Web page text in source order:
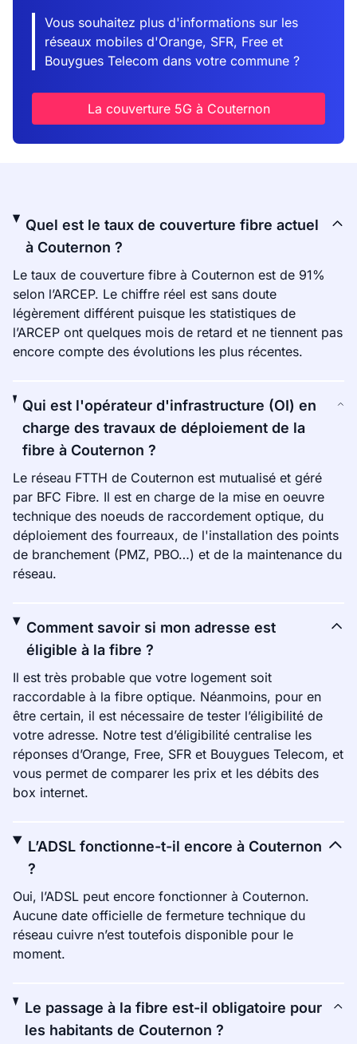
Vous souhaitez plus d'informations sur les
réseaux mobiles d'Orange, SFR, Free et
Bouygues Telecom dans votre commune ?
La couverture 5G à Couternon
Quel est le taux de couverture fibre actuel
à Couternon ?
Le taux de couverture fibre à Couternon est de 91%
selon l’ARCEP. Le chiffre réel est sans doute
légèrement différent puisque les statistiques de
l’ARCEP ont quelques mois de retard et ne tiennent pas
encore compte des évolutions les plus récentes.
Qui est l'opérateur d'infrastructure (OI) en
charge des travaux de déploiement de la
fibre à Couternon ?
Le réseau FTTH de Couternon est mutualisé et géré
par BFC Fibre. Il est en charge de la mise en oeuvre
technique des noeuds de raccordement optique, du
déploiement des fourreaux, de l'installation des points
de branchement (PMZ, PBO…) et de la maintenance du
réseau.
Comment savoir si mon adresse est
éligible à la fibre ?
Il est très probable que votre logement soit
raccordable à la fibre optique. Néanmoins, pour en
être certain, il est nécessaire de tester l’éligibilité de
votre adresse. Notre test d’éligibilité centralise les
réponses d’Orange, Free, SFR et Bouygues Telecom, et
vous permet de comparer les prix et les débits des
box internet.
L’ADSL fonctionne-t-il encore à Couternon
?
Oui, l’ADSL peut encore fonctionner à Couternon.
Aucune date officielle de fermeture technique du
réseau cuivre n’est toutefois disponible pour le
moment.
Le passage à la fibre est-il obligatoire pour
les habitants de Couternon ?